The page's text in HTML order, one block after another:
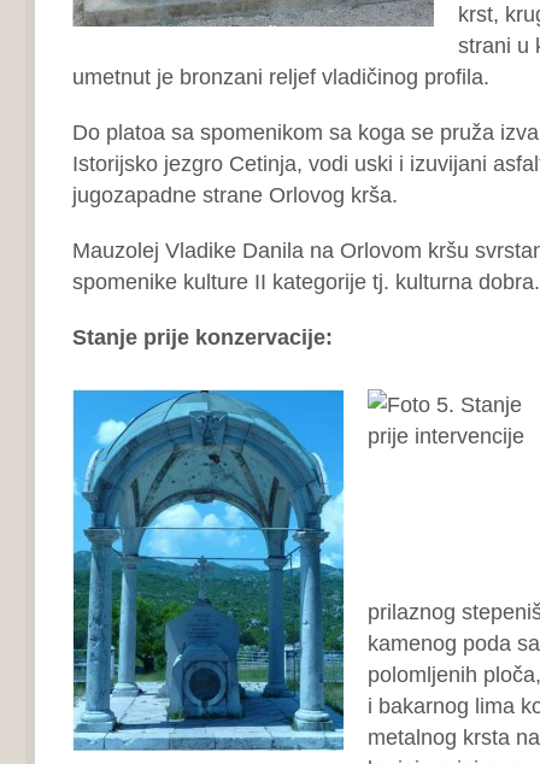
krst,
strani u
umetnut je bronzani reljef vladičinog profila.
Do platoa sa spomenikom sa koga se pruža
Istorijsko jezgro Cetinja, vodi uski i izuvijani
jugozapadne strane Orlovog krša.
Mauzolej Vladike Danila na Orlovom kršu
spomenike kulture II kategorije tj. kulturna dobra.
Stanje prije konzervacije:
prilaznog
kamenog poda
polomljenih
i bakarnog lima
metalnog krsta